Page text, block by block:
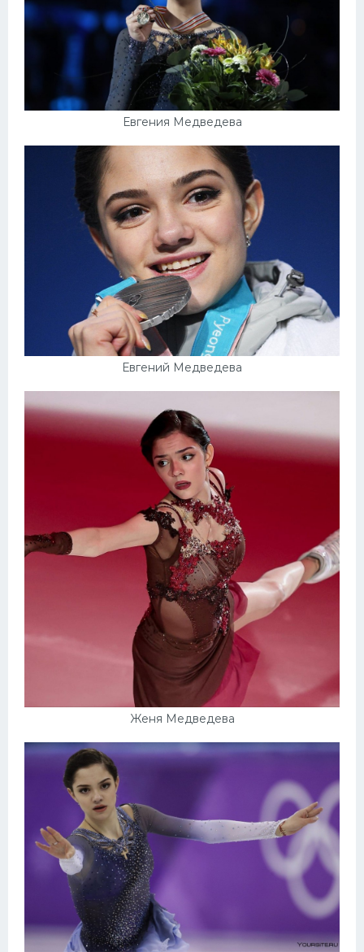
Евгения Медведева
Евгений Медведева
Женя Медведева